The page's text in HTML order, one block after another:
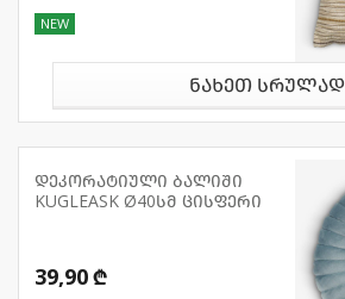
NEW
ნახეთ სრულად
დეკორატიული ბალიში
KUGLEASK Ø40სმ ცისფერი
39,90 ₾